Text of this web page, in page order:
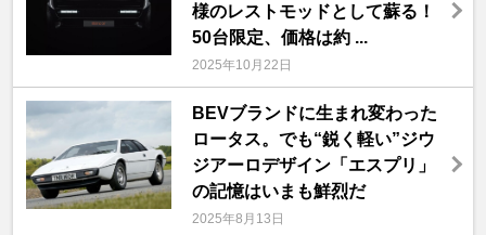
様のレストモッドとして蘇る！
50台限定、価格は約 ...
2025年10月22日
BEVブランドに生まれ変わった
ロータス。でも“鋭く軽い”ジウ
ジアーロデザイン「エスプリ」
の記憶はいまも鮮烈だ
2025年8月13日